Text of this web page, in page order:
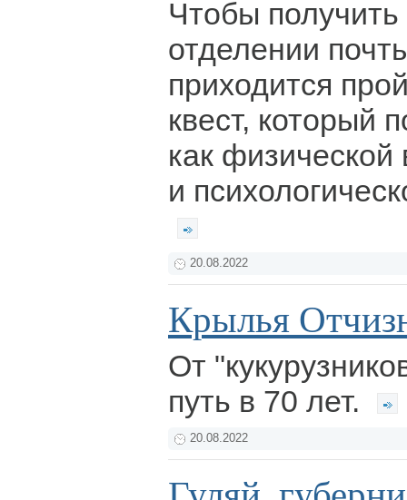
Чтобы
отделении
приходится
квест, который
как физической
и
20.08.2022
Крылья
От
путь в 70 лет.
20.08.2022